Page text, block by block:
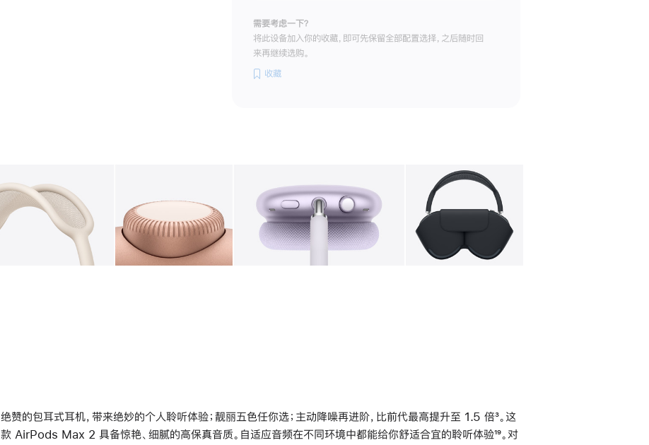
需要考虑一下？
将此设备加入你的收藏，即可先保留全部配置选择，之后随时回
来再继续选购。
收藏
图像 2 图库 图像 3 图库 图像 4 图像
绝赞的包耳式耳机，带来绝妙的个人聆听体验；靓丽五色任你选；主动降噪再进阶，比前代最高提升至 1.5 倍脚
注
³。这
款 AirPods Max 2 具备惊艳、细腻的高保真音质。自适应音频在不同环境中都能给你舒适合宜的聆听体验脚
¹⁹。对